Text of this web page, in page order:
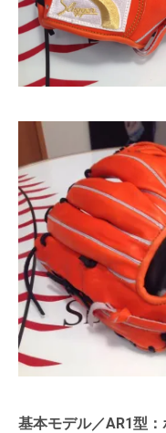
基本モデル／AR1型